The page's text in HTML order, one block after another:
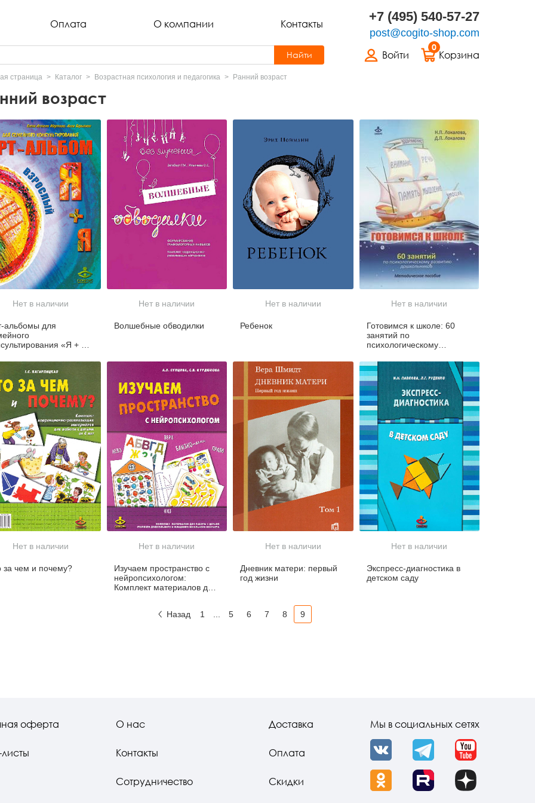
Оплата О компании Контакты +7 (495) 540-57-27
post@cogito-shop.com
Войти
0
Корзина
Найти
страница Каталог Возрастная психология и педагогика Ранний возраст
возраст
Нет в наличии
альбомы для
«Я + я
Нет в наличии
Волшебные обводилки
Нет в наличии
Ребенок
Нет в наличии
Готовимся к школе: 60
занятий по
психологическому
дошкольников.
Методическое пособие
Нет в наличии
за чем и почему?
Нет в наличии
Изучаем пространство с
нейропсихологом:
Комплект материалов для
школьного возраста
Нет в наличии
Дневник матери: первый
год жизни
Нет в наличии
Экспресс-диагностика в
детском саду
Назад 1 5 6 7 8 9
оферта О нас
Контакты
Сотрудничество
Доставка
Оплата
Скидки
Мы в социальных сетях
VK Telegram YouTube
OK Rutube Dzen